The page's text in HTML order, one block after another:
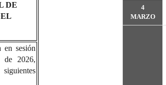
DE
en sesión
de 2026,
4
MARZO